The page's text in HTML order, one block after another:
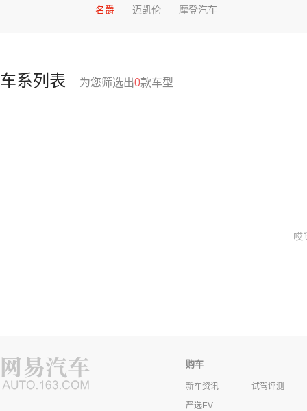
名爵 迈凯伦 摩登汽车
车系列表 为您筛选出0款车型
哎
购车
新车资讯
试驾评测
严选EV